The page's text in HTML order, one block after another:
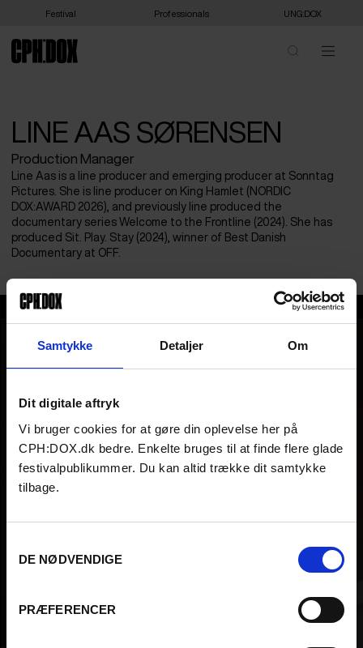
Samtykke Detaljer Om
Dit digitale aftryk
Vi bruger cookies for at gøre din oplevelse her på
CPH:DOX.dk bedre. Enkelte bruges til at finde flere glade
festivalpublikummer. Du kan altid trække dit samtykke
tilbage.
DE NØDVENDIGE
PRÆFERENCER
Festival Professionals UNG:DOX
LINE AAS SØRENSEN
Production Manager
Line Aas is a line producer and emerging producer at Sonntag
Pictures. She is line producer on King Hamlet (NORDIC
DOX:AWARD 2026), and previously line produced the
documentary series Welcome to the Frontline (2024). She has
produced Sit. Play. Stay (2024), winner of Best Danish
Documentary at OFF.
Line Aas Sørensen